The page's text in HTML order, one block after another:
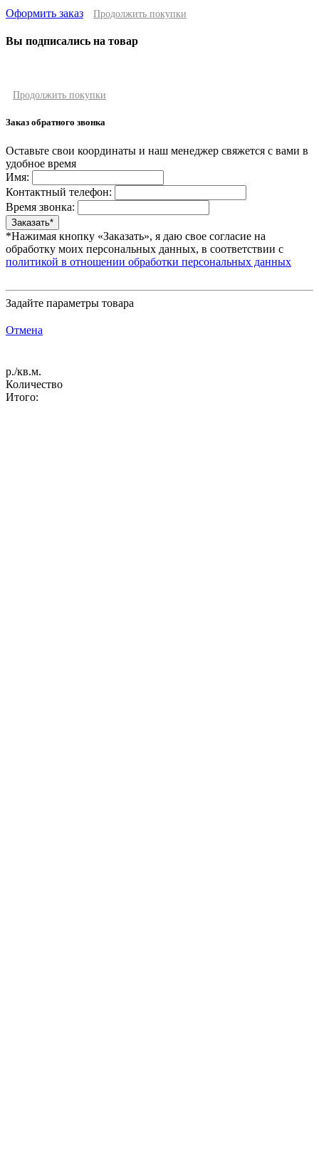
Оформить заказ Продолжить покупки
Вы подписались на товар
Продолжить покупки
Заказ обратного звонка
Оставьте свои координаты и наш менеджер свяжется с вами в
удобное время
Имя:
Контактный телефон:
Время звонка:
*Нажимая кнопку «Заказать», я даю свое согласие на
обработку моих персональных данных, в соответствии с
политикой в отношении обработки персональных данных
Задайте параметры товара
Отмена
р./кв.м.
Количество
Итого: